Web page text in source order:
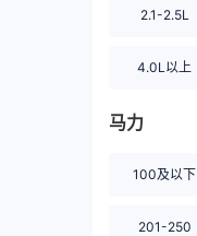
2.1-2.5L
4.0L以上
马力
100及以下
201-250